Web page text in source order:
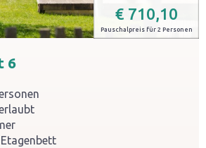
€ 710,10
Pauschalpreis für 2 Personen
6